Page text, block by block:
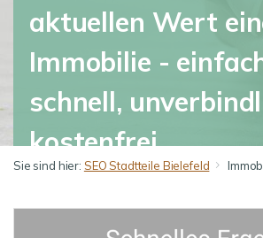
aktuellen Wert
Immobilie -
schnell,
kostenfrei.
Sie sind hier: SEO Stadtteile Bielefeld